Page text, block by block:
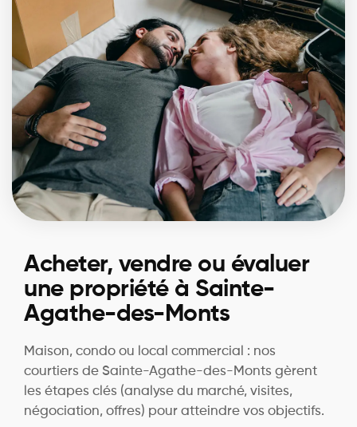
Acheter, vendre ou évaluer
une propriété à Sainte-
Agathe-des-Monts
Maison, condo ou local commercial : nos
courtiers de Sainte-Agathe-des-Monts gèrent
les étapes clés (analyse du marché, visites,
négociation, offres) pour atteindre vos objectifs.